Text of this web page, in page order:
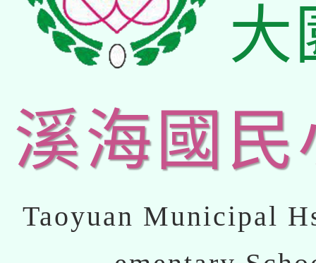
大
溪海國民
Taoyuan Municipal